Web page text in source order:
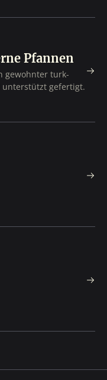
Pfannen
gewohnter turk-
gefertigt.